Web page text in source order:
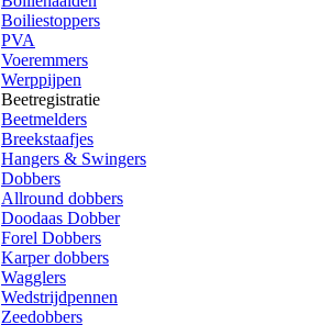
Boiliestoppers
PVA
Voeremmers
Werppijpen
Beetregistratie
Beetmelders
Breekstaafjes
Hangers & Swingers
Dobbers
Allround dobbers
Doodaas Dobber
Forel Dobbers
Karper dobbers
Wagglers
Wedstrijdpennen
Zeedobbers